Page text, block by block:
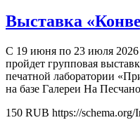
Выставка
С 19 июня по 23 июля 2026
пройдет групповая
печатной лаборатории
на базе Галереи На
150 RUB https://schema.org/